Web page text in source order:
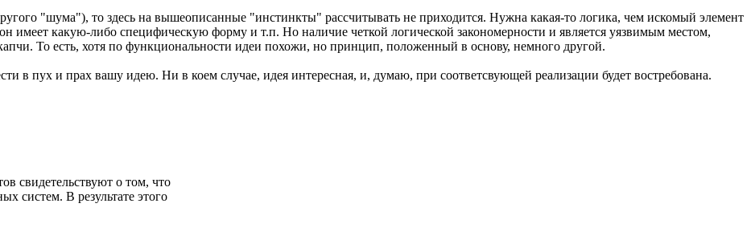
"шума"), то здесь на вышеописанные "инстинкты" рассчитывать не приходится. Нужна какая-то логика, чем искомый элемент
имеет какую-либо специфическую форму и т.п. Но наличие четкой логической закономерности и является уязвимым местом,
То есть, хотя по функциональности идеи похожи, но принцип, положенный в основу, немного другой.
в пух и прах вашу идею. Ни в коем случае, идея интересная, и, думаю, при соответcвующей реализации будет востребована.
свидетельствуют о том, что
систем. В результате этого